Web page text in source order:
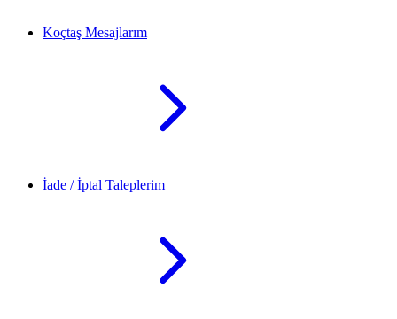
Koçtaş Mesajlarım
İade / İptal Taleplerim